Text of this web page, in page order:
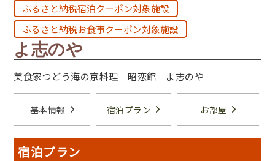
ふるさと納税宿泊クーポン対象施設
ふるさと納税お食事クーポン対象施設
よ志のや
美食家つどう海の京料理 昭恋館 よ志のや
基本情報 宿泊プラン お部屋
宿泊プラン